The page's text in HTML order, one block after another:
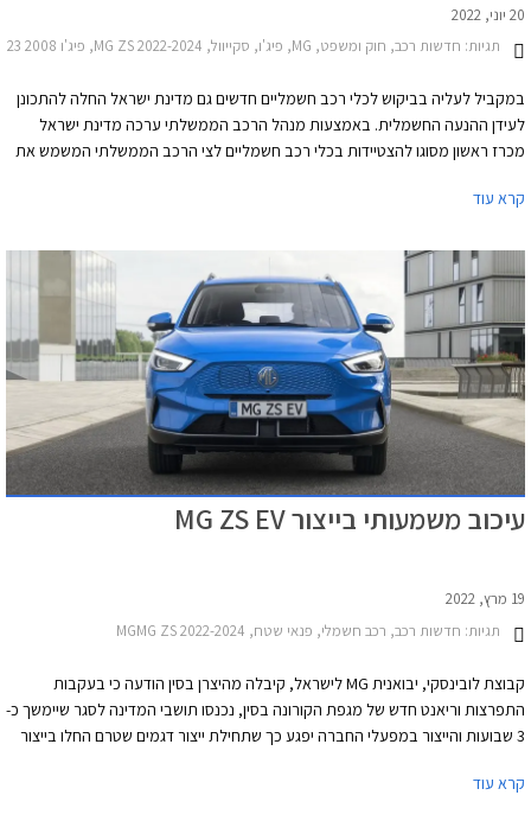
20 יוני, 2022
תגיות: חדשות רכב, חוק ומשפט, MG, פיג'ו, סקייוול, MG ZS 2022-2024, פיג'ו 2008 2020-2023, פיג'ו 208 חמש דלתות 2020-2024סקייוול ET5 2022-2026
במקביל לעליה בביקוש לכלי רכב חשמליים חדשים גם מדינת ישראל החלה להתכונן
לעידן ההנעה החשמלית. באמצעות מנהל הרכב הממשלתי ערכה מדינת ישראל
מכרז ראשון מסוגו להצטיידות בכלי רכב חשמליים לצי הרכב הממשלתי המשמש את
הארצית, ועוד.
קרא עוד
עיכוב משמעותי בייצור MG ZS EV
19 מרץ, 2022
תגיות: חדשות רכב, רכב חשמלי, פנאי שטח, MGMG ZS 2022-2024
קבוצת לובינסקי, יבואנית MG לישראל, קיבלה מהיצרן בסין הודעה כי בעקבות
התפרצות וריאנט חדש של מגפת הקורונה בסין, נכנסו תושבי המדינה לסגר שיימשך כ-
3 שבועות והייצור במפעלי החברה יפגע כך שתחילת ייצור דגמים שטרם החלו בייצור
קרא עוד